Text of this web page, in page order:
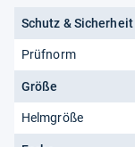
Schutz & Sicherheit
Prüfnorm
Größe
Helmgröße